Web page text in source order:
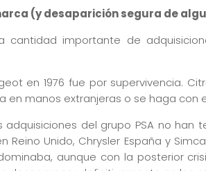
(y desaparición segura de
cantidad importante de
en 1976 fue por supervivencia.
manos extranjeras o se haga con
del grupo PSA no han
Reino Unido, Chrysler España y
aunque con la posterior